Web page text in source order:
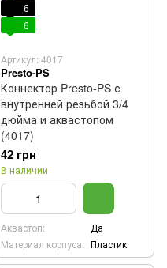
6
6
Артикул: 4017
Presto-PS
Коннектор Presto-PS с
внутренней резьбой 3/4
дюйма и аквастопом
(4017)
42 грн
В наличии
Аквастоп:
Да
Материал корпуса: Пластик